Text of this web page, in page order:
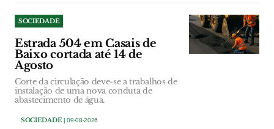
SOCIEDADE
Estrada 504 em Casais de
Baixo cortada até 14 de
Agosto
Corte da circulação deve-se a trabalhos de
instalação de uma nova conduta de
abastecimento de água.
SOCIEDADE| 09-08-2026